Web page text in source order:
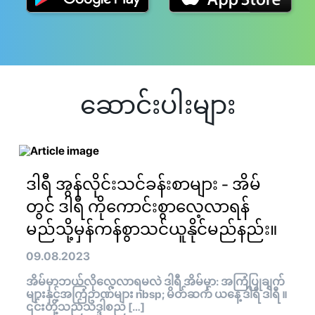
ဆောင်းပါးများ
ဒါရီ အွန်လိုင်းသင်ခန်းစာများ - အိမ်
တွင် ဒါရီ ကိုကောင်းစွာလေ့လာရန်
မည်သို့မှန်ကန်စွာသင်ယူနိုင်မည်နည်း။
09.08.2023
အိမ်မှာဘယ်လိုလေ့လာရမလဲ ဒါရီ အိမ်မှာ: အကြံပြုချက်
များနှင့်အကြံဥာဏ်များ nbsp; မိတ်ဆက် ယနေ့ ဒါရီ ဒါရီ ။
၎င်းတို့သည်သဒ္ဒါစည […]